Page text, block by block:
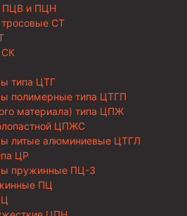
ПЦВ и ПЦН
СТ
СК
типа ЦТГ
полимерные типа ЦТГП
материала) типа ЦПЖ
ЦПЖС
литые алюминиевые ЦТГЛ
ЦР
пружинные ПЦ-3
ПЦ